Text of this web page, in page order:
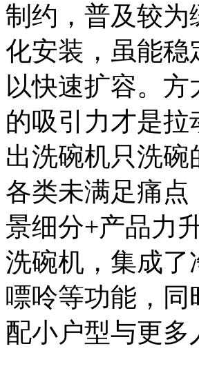
制约，普及较
化安装，虽能
以快速扩容。
的吸引力才是
出洗碗机只洗
各类未满足痛
景细分+产品力
洗碗机，集成
嘌呤等功能，
配小户型与更多